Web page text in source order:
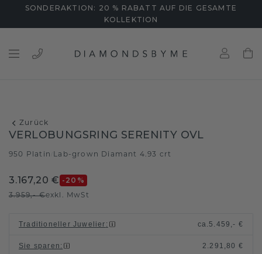
SONDERAKTION: 20 % RABATT AUF DIE GESAMTE
KOLLEKTION
Zurück
VERLOBUNGSRING SERENITY OVL
950 Platin Lab-grown Diamant 4.93 crt
3.167,20 € -20 %
3.959,- €exkl. MwSt
Traditioneller Juwelier : ca.5.459,- €
Sie sparen : 2.291,80 €